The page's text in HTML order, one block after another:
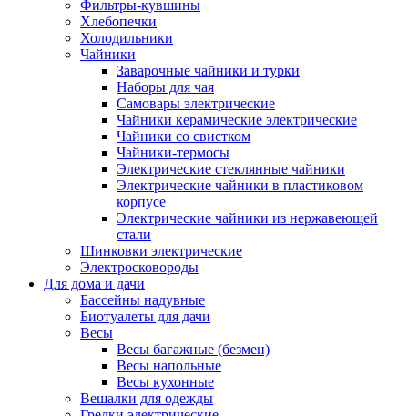
Фильтры-кувшины
Хлебопечки
Холодильники
Чайники
Заварочные чайники и турки
Наборы для чая
Самовары электрические
Чайники керамические электрические
Чайники со свистком
Чайники-термосы
Электрические стеклянные чайники
Электрические чайники в пластиковом
корпусе
Электрические чайники из нержавеющей
стали
Шинковки электрические
Электросковороды
Для дома и дачи
Бассейны надувные
Биотуалеты для дачи
Весы
Весы багажные (безмен)
Весы напольные
Весы кухонные
Вешалки для одежды